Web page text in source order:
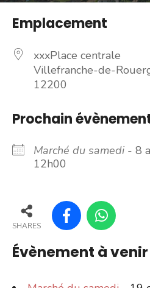
Emplacement
xxxPlace centrale
Villefranche-de-
12200
Prochain
Marché du samedi - 8
12h00
SHARES
Évènement à venir